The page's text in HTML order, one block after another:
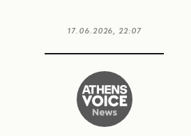
17.06.2026, 22:07